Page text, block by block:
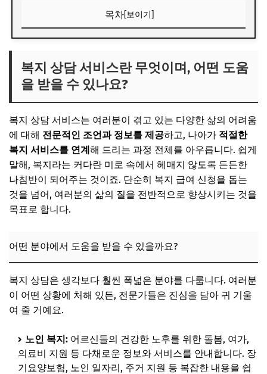
목차[보이기]
어떤 분야에서 도움을 받을 수 있을까요?
📌 지금 뜨는 꿀정보! 놓치지 마세요
추가할인 코드 WRVE6
내게 맞는 복지 전문가를 찾는 효과적인 방법
1. 전문성과 경험은 기본 중의 기본!
2. 상담 사례와 진솔한 후기를 참고하세요.
3. '초기 상담'을 적극 활용하세요.
📌 지금 뜨는 꿀정보! 놓치지 마세요
2025년 복지 상담 서비스의 주요 변화와 특징
1. 디지털 전환을 통한 접근성 강화: '내 손안의 복지' 실현
2. 대상별 맞춤형 서비스 및 정책 확대
3. 지역사회 연계 강화 및 인프라 확충
추가할인 코드 WRVE6
복지 상담, 이렇게 신청하고 이용하세요
복지 상담 서비스란 무엇이며, 어떤 도움
을 받을 수 있나요?
복지 상담 서비스는 여러분이 겪고 있는 다양한 삶의 어려움
에 대해 전문적인 조언과 정보를 제공하고, 나아가 적절한
복지 서비스를 연계해 드리는 과정 전체를 아우릅니다. 쉽게
말해, 복지라는 커다란 미로 속에서 헤매지 않도록 든든한
나침반이 되어주는 것이죠. 단순히 복지 급여 신청을 돕는
것을 넘어, 여러분의 삶의 질을 전반적으로 향상시키는 것을
목표로 합니다.
어떤 분야에서 도움을 받을 수 있을까요?
복지 상담은 생각보다 훨씬 폭넓은 분야를 다룹니다. 여러분
이 어떤 상황에 처해 있든, 전문가들은 진심을 담아 귀 기울
여 줄 거예요.
노인 복지: 어르신들의 건강한 노후를 위한 돌봄, 여가,
의료비 지원 등 다채로운 정보와 서비스를 안내합니다. 장
기요양보험, 노인 일자리, 주거 지원 등 복잡한 내용을 쉽